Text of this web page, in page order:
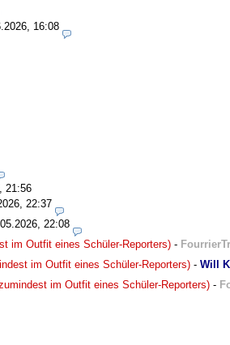
16:08
21:56
22:37
22:08
im Outfit eines Schüler-Reporters) -
im Outfit eines Schüler-Reporters) - Will
im Outfit eines Schüler-Reporters) -